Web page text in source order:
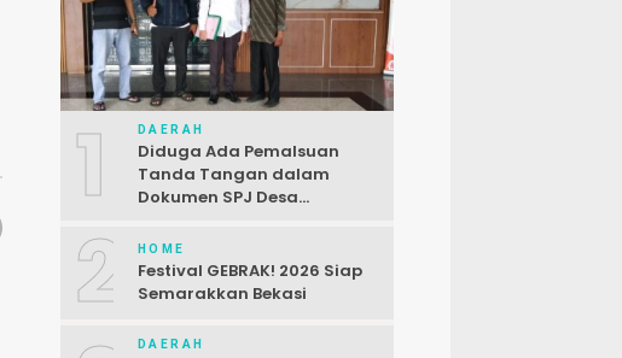
1 DAERAH
Diduga Ada Pemalsuan
Tanda Tangan dalam
Dokumen SPJ Desa
Dilaporkan ke Polda Metro
Jaya
2 HOME
Festival GEBRAK! 2026 Siap
Semarakkan Bekasi
DAERAH